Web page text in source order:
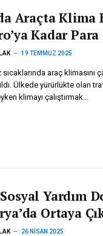
Araçta Klima
Kadar Para
19 TEMMUZ 2025
sıcaklarında araç
Ülkede yürürlükte olan
klimayı çalıştırmak…
Yardım
Ortaya
26 NISAN 2025